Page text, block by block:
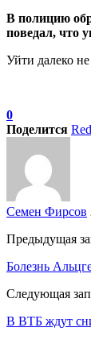
В полицию
поведал, что
Уйти далеко
0
Поделится
Семен Фирсов
Предыдущая
Болезнь
Следующая
В ВТБ ждут